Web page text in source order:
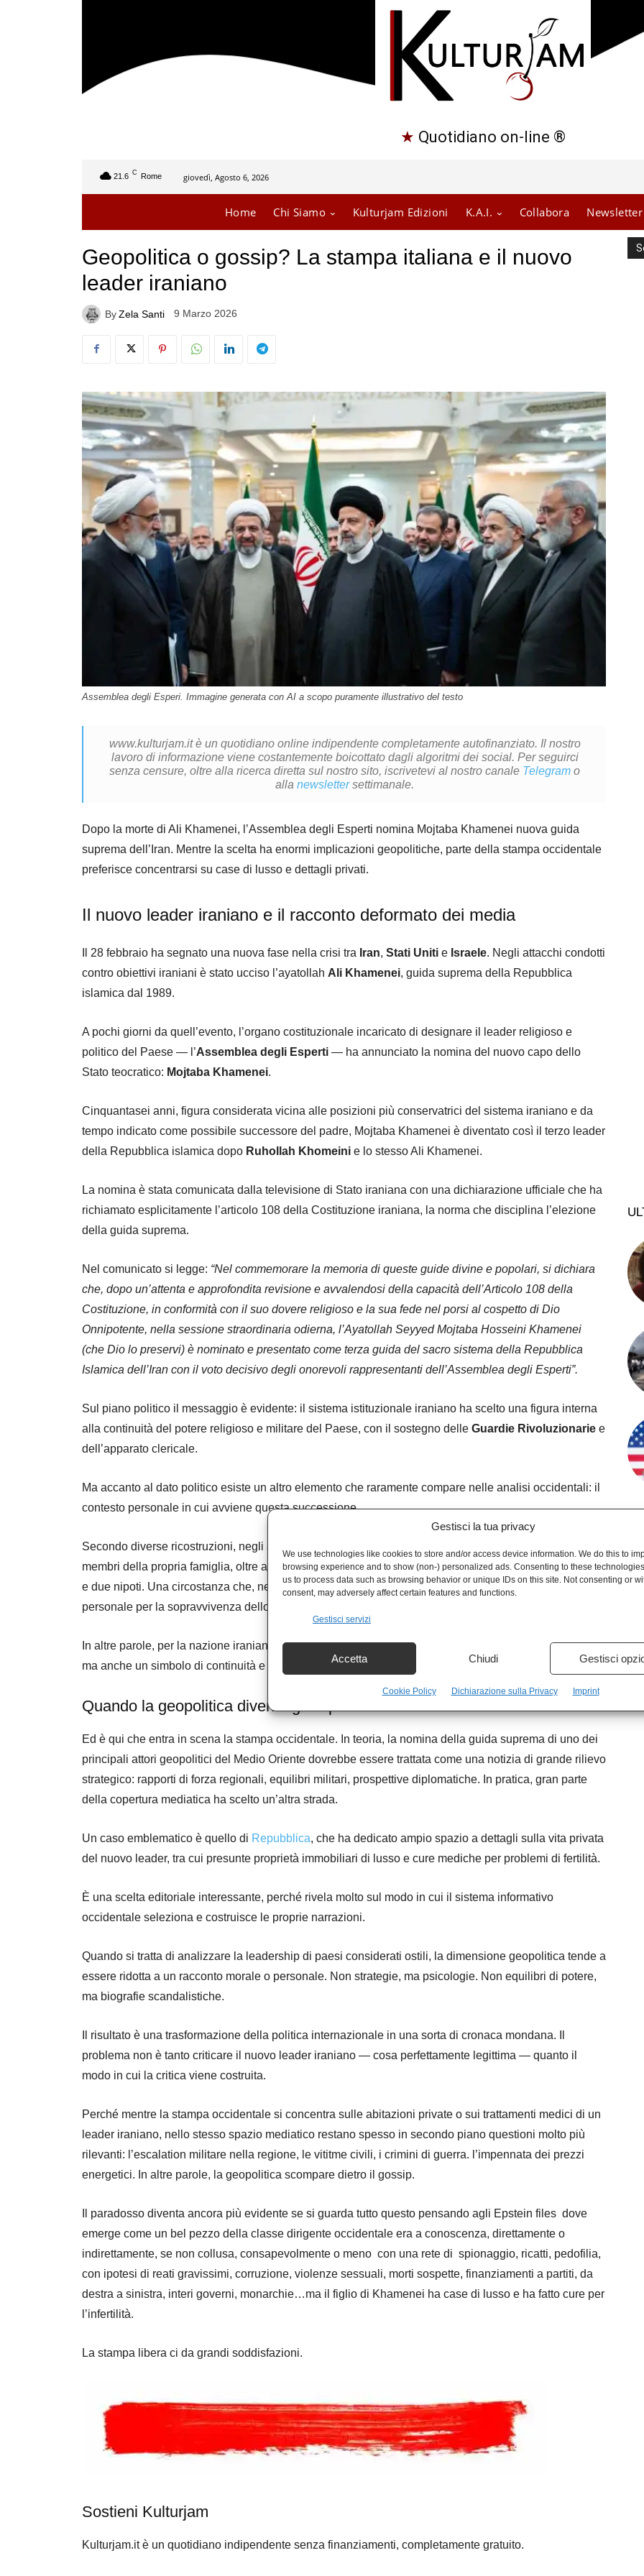
Gestisci la tua privacy
We use technologies like cookies to store and/or access device information. We do this to
browsing experience and to show (non-) personalized ads. Consenting to these
us to process data such as browsing behavior or unique IDs on this site. Not consenting or
consent, may adversely affect certain features and functions.
Gestisci servizi
Accetta Chiudi Gestisci
Cookie Policy Dichiarazione sulla Privacy Imprint
★ Quotidiano on-line ®
21.6 C Rome giovedì, Agosto 6, 2026
Home Chi Siamo Kulturjam Edizioni K.A.I. Collabora Newsletter
Geopolitica o gossip? La stampa italiana e il nuovo
leader iraniano
ByZela Santi 9 Marzo 2026
Assemblea degli Esperi. Immagine generata con AI a scopo puramente illustrativo del testo
www.kulturjam.it è un quotidiano online indipendente completamente autofinanziato. Il nostro
lavoro di informazione viene costantemente boicottato dagli algoritmi dei social. Per seguirci
senza censure, oltre alla ricerca diretta sul nostro sito, iscrivetevi al nostro canale Telegram o
allanewslettersettimanale.
Dopo la morte di Ali Khamenei, l’Assemblea degli Esperti nomina Mojtaba Khamenei nuova guida
suprema dell’Iran. Mentre la scelta ha enormi implicazioni geopolitiche, parte della stampa occidentale
preferisce concentrarsi su case di lusso e dettagli privati.
Il nuovo leader iraniano e il racconto deformato dei media
Il 28 febbraio ha segnato una nuova fase nella crisi tra Iran, Stati Uniti e Israele. Negli attacchi condotti
contro obiettivi iraniani è stato ucciso l’ayatollah Ali Khamenei, guida suprema della Repubblica
islamica dal 1989.
A pochi giorni da quell’evento, l’organo costituzionale incaricato di designare il leader religioso e
politico del Paese — l’Assemblea degli Esperti — ha annunciato la nomina del nuovo capo dello
Stato teocratico: Mojtaba Khamenei.
Cinquantasei anni, figura considerata vicina alle posizioni più conservatrici del sistema iraniano e da
tempo indicato come possibile successore del padre, Mojtaba Khamenei è diventato così il terzo leader
della Repubblica islamica dopo Ruhollah Khomeini e lo stesso Ali Khamenei.
La nomina è stata comunicata dalla televisione di Stato iraniana con una dichiarazione ufficiale che ha
richiamato esplicitamente l’articolo 108 della Costituzione iraniana, la norma che disciplina l’elezione
della guida suprema.
Nel comunicato si legge: “Nel commemorare la memoria di queste guide divine e popolari, si dichiara
che, dopo un’attenta e approfondita revisione e avvalendosi della capacità dell’Articolo 108 della
Costituzione, in conformità con il suo dovere religioso e la sua fede nel porsi al cospetto di Dio
Onnipotente, nella sessione straordinaria odierna, l’Ayatollah Seyyed Mojtaba Hosseini Khamenei
(che Dio lo preservi) è nominato e presentato come terza guida del sacro sistema della Repubblica
Islamica dell’Iran con il voto decisivo degli onorevoli rappresentanti dell’Assemblea degli Esperti”.
Sul piano politico il messaggio è evidente: il sistema istituzionale iraniano ha scelto una figura interna
alla continuità del potere religioso e militare del Paese, con il sostegno delle Guardie Rivoluzionarie e
dell’apparato clericale.
Ma accanto al dato politico esiste un altro elemento che raramente compare nelle analisi occidentali: il
contesto personale in cui avviene questa successione.
Secondo diverse ricostruzioni, negli attacchi del 28 febbraio Mojtaba Khamenei avrebbe perso diversi
membri della propria famiglia, oltre al padre, tra cui la madre, la moglie , un figlio, la sorella, un cognato
e due nipoti. Una circostanza che, nel linguaggio politico iraniano, viene presentata come sacrificio
personale per la sopravvivenza dello Stato.
In altre parole, per la nazione iraniana la successione non rappresenta soltanto una scelta istituzionale,
ma anche un simbolo di continuità e di rivalsa nazionale.
Quando la geopolitica diventa gossip
Ed è qui che entra in scena la stampa occidentale. In teoria, la nomina della guida suprema di uno dei
principali attori geopolitici del Medio Oriente dovrebbe essere trattata come una notizia di grande rilievo
strategico: rapporti di forza regionali, equilibri militari, prospettive diplomatiche. In pratica, gran parte
della copertura mediatica ha scelto un’altra strada.
Un caso emblematico è quello di Repubblica, che ha dedicato ampio spazio a dettagli sulla vita privata
del nuovo leader, tra cui presunte proprietà immobiliari di lusso e cure mediche per problemi di fertilità.
È una scelta editoriale interessante, perché rivela molto sul modo in cui il sistema informativo
occidentale seleziona e costruisce le proprie narrazioni.
Quando si tratta di analizzare la leadership di paesi considerati ostili, la dimensione geopolitica tende a
essere ridotta a un racconto morale o personale. Non strategie, ma psicologie. Non equilibri di potere,
ma biografie scandalistiche.
Il risultato è una trasformazione della politica internazionale in una sorta di cronaca mondana. Il
problema non è tanto criticare il nuovo leader iraniano — cosa perfettamente legittima — quanto il
modo in cui la critica viene costruita.
Perché mentre la stampa occidentale si concentra sulle abitazioni private o sui trattamenti medici di un
leader iraniano, nello stesso spazio mediatico restano spesso in secondo piano questioni molto più
rilevanti: l’escalation militare nella regione, le vititme civili, i crimini di guerra. l’impennata dei prezzi
energetici. In altre parole, la geopolitica scompare dietro il gossip.
Il paradosso diventa ancora più evidente se si guarda tutto questo pensando agli Epstein files dove
emerge come un bel pezzo della classe dirigente occidentale era a conoscenza, direttamente o
indirettamente, se non collusa, consapevolmente o meno con una rete di spionaggio, ricatti, pedofilia,
con ipotesi di reati gravissimi, corruzione, violenze sessuali, morti sospette, finanziamenti a partiti, da
destra a sinistra, interi governi, monarchie…ma il figlio di Khamenei ha case di lusso e ha fatto cure per
l’infertilità.
La stampa libera ci da grandi soddisfazioni.
Sostieni Kulturjam
Kulturjam.it è un quotidiano indipendente senza finanziamenti, completamente gratuito.